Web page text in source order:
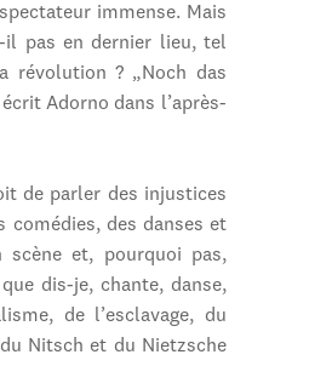
immense. Mais
il pas en dernier lieu, tel
révolution ? „Noch das
Adorno dans l’après-
de parler des injustices
comédies, des danses et
scène et, pourquoi pas,
dis-je, chante, danse,
de l’esclavage, du
Nitsch et du Nietzsche